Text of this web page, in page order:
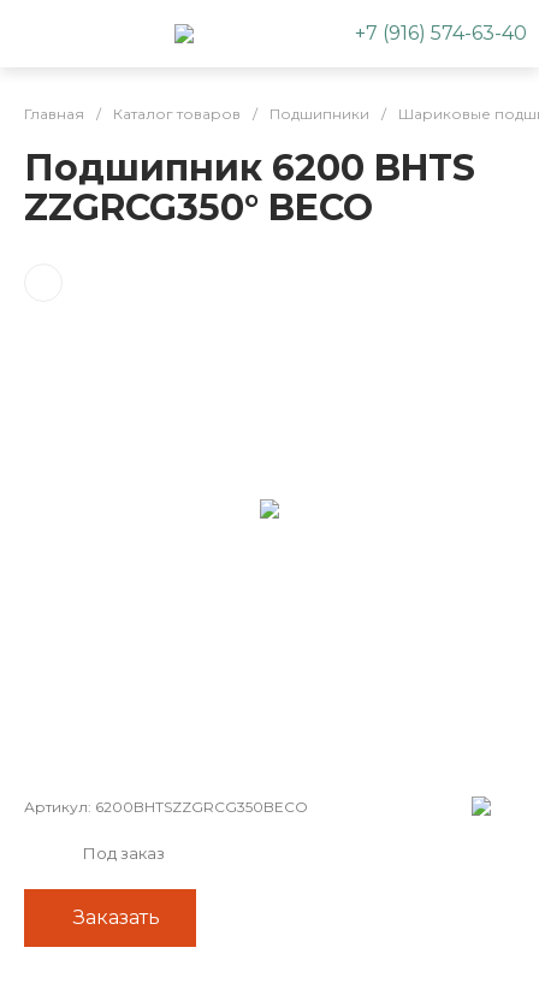
+7 (916) 574-63-40
Главная / Каталог товаров / Подшипники / Шариковые
Подшипник 6200 BHTS
ZZGRCG350° BECO
Артикул: 6200BHTSZZGRCG350BECO
Под заказ
Заказать